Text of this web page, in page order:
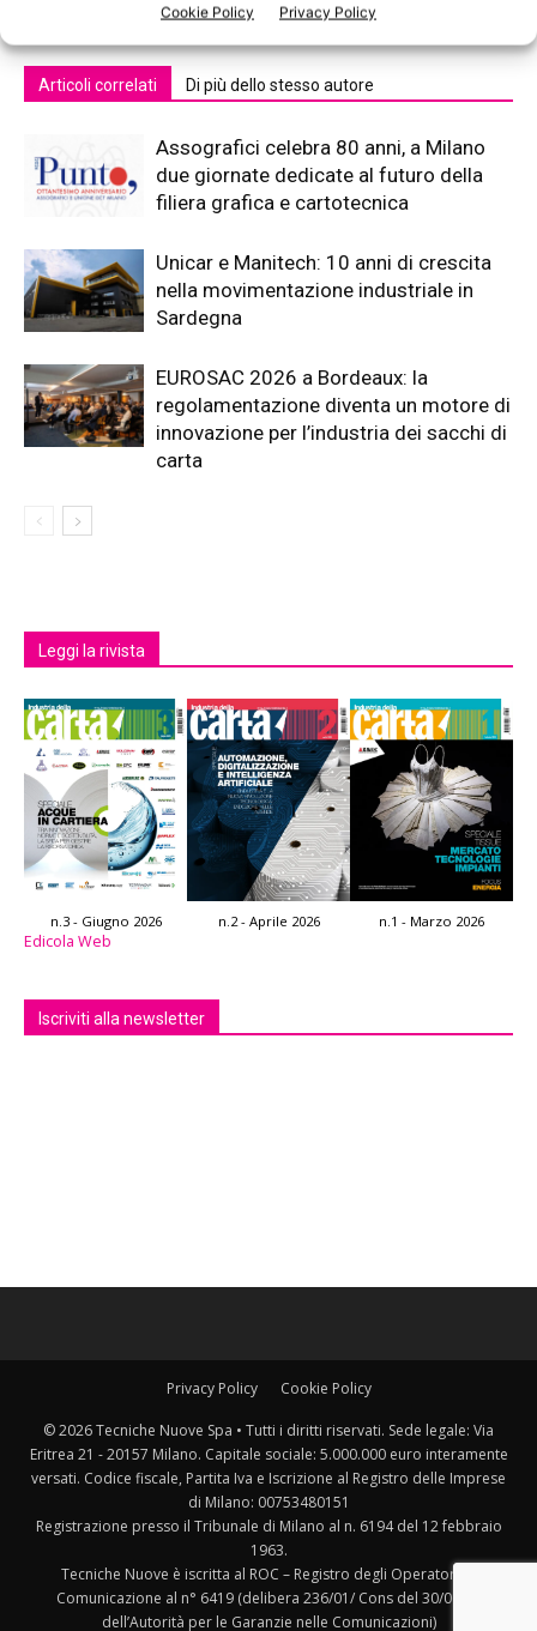
Cookie Policy Privacy Policy
Articoli correlati Di più dello stesso autore
Assografici celebra 80 anni, a Milano
due giornate dedicate al futuro della
filiera grafica e cartotecnica
Unicar e Manitech: 10 anni di crescita
nella movimentazione industriale in
Sardegna
EUROSAC 2026 a Bordeaux: la
regolamentazione diventa un motore di
innovazione per l’industria dei sacchi di
carta
Leggi la rivista
n.3 - Giugno 2026 n.2 - Aprile 2026 n.1 - Marzo 2026
Edicola Web
Iscriviti alla newsletter
Privacy Policy Cookie Policy
© 2026 Tecniche Nuove Spa • Tutti i diritti riservati. Sede legale: Via
Eritrea 21 - 20157 Milano. Capitale sociale: 5.000.000 euro interamente
versati. Codice fiscale, Partita Iva e Iscrizione al Registro delle Imprese
di Milano: 00753480151
Registrazione presso il Tribunale di Milano al n. 6194 del 12 febbraio
1963.
Tecniche Nuove è iscritta al ROC – Registro degli Operatori di
Comunicazione al n° 6419 (delibera 236/01/ Cons del 30/06/01
dell’Autorità per le Garanzie nelle Comunicazioni)